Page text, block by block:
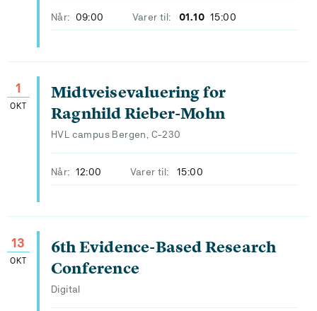
Når: 09:00 Varer til: 01.10 15:00
1
OKT
Midtveisevaluering for
Ragnhild Rieber-Mohn
HVL campus Bergen, C-230
Når: 12:00 Varer til: 15:00
13
OKT
6th Evidence-Based Research
Conference
Digital